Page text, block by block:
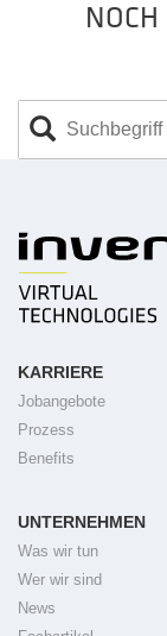
KARRIERE
Jobangebote
Prozess
Benefits
UNTERNEHMEN
Was wir tun
Wer wir sind
News